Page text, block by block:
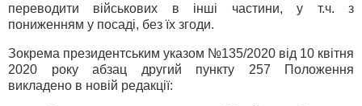
переводити військових в інші частини, у т.ч. з
пониженням у посаді, без їх згоди.
Зокрема президентським указом №135/2020 від 10 квітня
2020 року абзац другий пункту 257 Положення
викладено в новій редакції: